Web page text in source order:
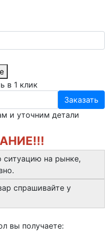
в 1 клик
Заказать
и уточним детали
ситуацию на рынке,
спрашивайте у
вы получаете: